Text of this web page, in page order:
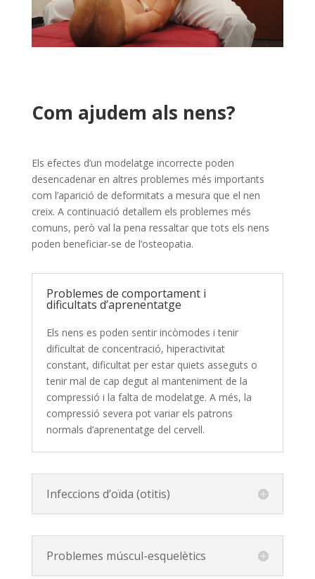
Com ajudem als nens?
Els efectes d’un modelatge incorrecte poden
desencadenar en altres problemes més importants
com l’aparició de deformitats a mesura que el nen
creix. A continuació detallem els problemes més
comuns, però val la pena ressaltar que tots els nens
poden beneficiar-se de l’osteopatia.
Problemes de comportament i
dificultats d’aprenentatge
Els nens es poden sentir incòmodes i tenir
dificultat de concentració, hiperactivitat
constant, dificultat per estar quiets asseguts o
tenir mal de cap degut al manteniment de la
compressió i la falta de modelatge. A més, la
compressió severa pot variar els patrons
normals d’aprenentatge del cervell.
Infeccions d’oïda (otitis)
Problemes múscul-esquelètics